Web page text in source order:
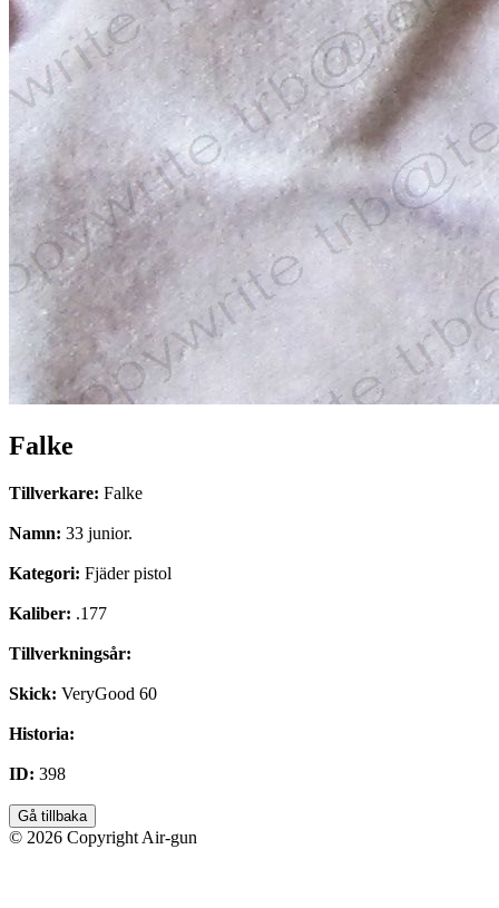
Falke
Tillverkare: Falke
Namn: 33 junior.
Kategori: Fjäder pistol
Kaliber: .177
Tillverkningsår:
Skick: VeryGood 60
Historia:
ID: 398
Gå tillbaka
© 2026 Copyright Air-gun